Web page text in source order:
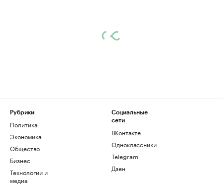
Рубрики
Политика
Экономика
Общество
Бизнес
Технологии и
медиа
Социальные
сети
ВКонтакте
Одноклассники
Telegram
Дзен